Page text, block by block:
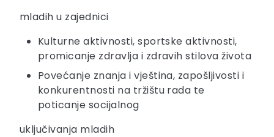
mladih u zajednici
Kulturne aktivnosti, sportske aktivnosti,
promicanje zdravlja i zdravih stilova života
Povećanje znanja i vještina, zapošljivosti i
konkurentnosti na tržištu rada te
poticanje socijalnog
uključivanja mladih